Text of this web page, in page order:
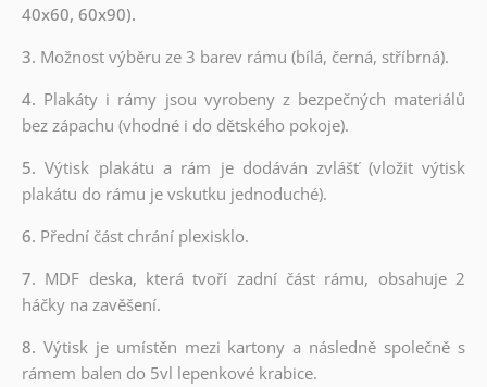
40x60, 60x90).
3. Možnost výběru ze 3 barev rámu (bílá, černá, stříbrná).
4. Plakáty i rámy jsou vyrobeny z bezpečných materiálů
bez zápachu (vhodné i do dětského pokoje).
5.Výtisk plakátu a rám je dodáván zvlášť (vložit výtisk
plakátu do rámu je vskutku jednoduché).
6. Přední část chrání plexisklo.
7. MDF deska, která tvoří zadní část rámu, obsahuje 2
háčky na zavěšení.
8. Výtisk je umístěn mezi kartony a následně společně s
rámem balen do 5vl lepenkové krabice.